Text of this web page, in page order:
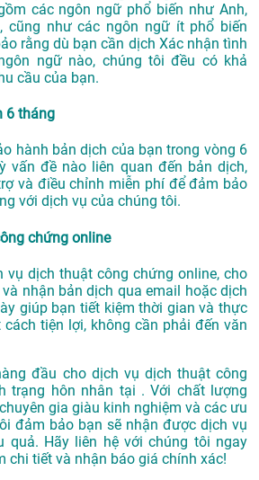
các ngôn ngữ phổ biến như Anh,
cũng như các ngôn ngữ ít phổ biến
rằng dù bạn cần dịch Xác nhận tình
ngữ nào, chúng tôi đều có khả
cầu của bạn.
6 tháng
hành bản dịch của bạn trong vòng 6
vấn đề nào liên quan đến bản dịch,
và điều chỉnh miễn phí để đảm bảo
với dịch vụ của chúng tôi.
chứng online
vụ dịch thuật công chứng online, cho
nhận bản dịch qua email hoặc dịch
giúp bạn tiết kiệm thời gian và thực
tiện lợi, không cần phải đến văn
đầu cho dịch vụ dịch thuật công
trạng hôn nhân tại . Với chất lượng
gia giàu kinh nghiệm và các ưu
đảm bảo bạn sẽ nhận được dịch vụ
quả. Hãy liên hệ với chúng tôi ngay
chi tiết và nhận báo giá chính xác!